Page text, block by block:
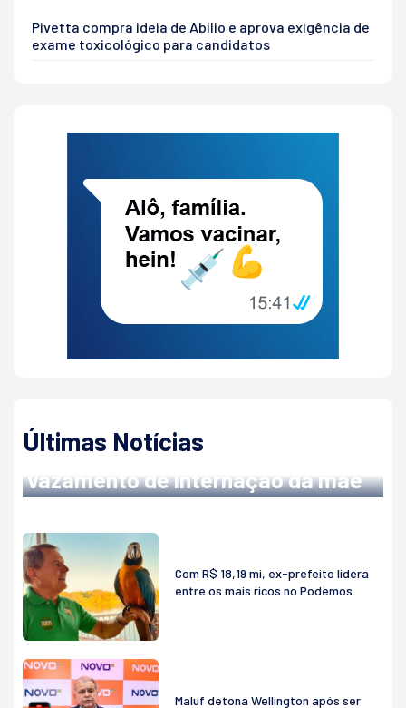
Pivetta compra ideia de Abilio e aprova exigência de
exame toxicológico para candidatos
Últimas Notícias
Abilio denuncia servidor após
vazamento de internação da mãe
Com R$ 18,19 mi, ex-prefeito lidera
entre os mais ricos no Podemos
Maluf detona Wellington após ser